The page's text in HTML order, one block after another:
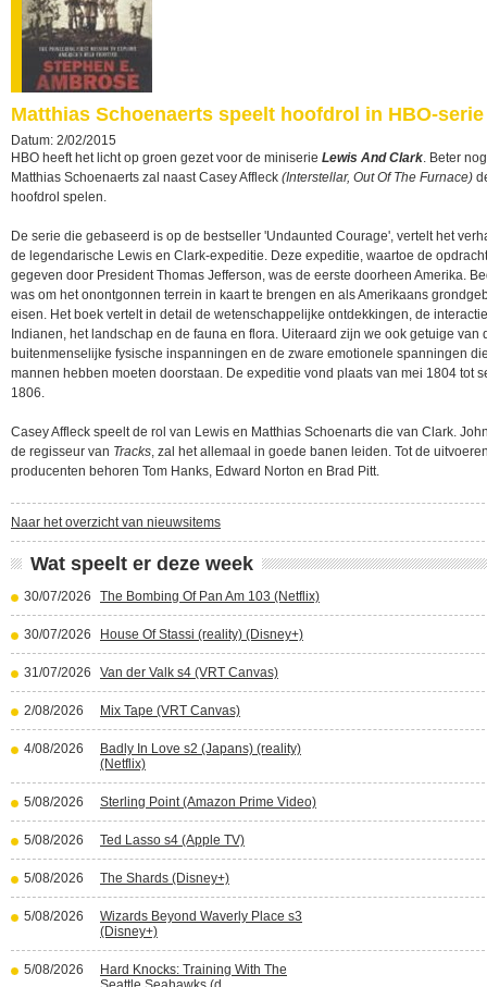
Matthias Schoenaerts speelt hoofdrol in HBO-serie
Datum: 2/02/2015
HBO heeft het licht op groen gezet voor de miniserie Lewis And Clark. Beter
Matthias Schoenaerts zal naast Casey Affleck (Interstellar, Out Of The Furnace)
hoofdrol spelen.
De serie die gebaseerd is op de bestseller 'Undaunted Courage', vertelt het
de legendarische Lewis en Clark-expeditie. Deze expeditie, waartoe de
gegeven door President Thomas Jefferson, was de eerste doorheen Amerika.
was om het onontgonnen terrein in kaart te brengen en als Amerikaans
eisen. Het boek vertelt in detail de wetenschappelijke ontdekkingen, de
Indianen, het landschap en de fauna en flora. Uiteraard zijn we ook getuige van
buitenmenselijke fysische inspanningen en de zware emotionele spanningen
mannen hebben moeten doorstaan. De expeditie vond plaats van mei 1804 tot
1806.
Casey Affleck speelt de rol van Lewis en Matthias Schoenarts die van Clark.
de regisseur van Tracks, zal het allemaal in goede banen leiden. Tot de
producenten behoren Tom Hanks, Edward Norton en Brad Pitt.
Naar het overzicht van nieuwsitems
Wat speelt er deze week
30/07/2026 The Bombing Of Pan Am 103 (Netflix)
30/07/2026 House Of Stassi (reality) (Disney+)
31/07/2026 Van der Valk s4 (VRT Canvas)
2/08/2026 Mix Tape (VRT Canvas)
4/08/2026
Badly In Love s2 (Japans) (reality)
(Netflix)
5/08/2026 Sterling Point (Amazon Prime Video)
5/08/2026 Ted Lasso s4 (Apple TV)
5/08/2026 The Shards (Disney+)
5/08/2026
Wizards Beyond Waverly Place s3
(Disney+)
5/08/2026
Hard Knocks: Training With The